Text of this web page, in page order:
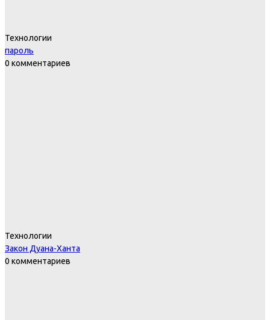
Технологии
пароль
0 комментариев
Технологии
Закон Дуана-Ханта
0 комментариев